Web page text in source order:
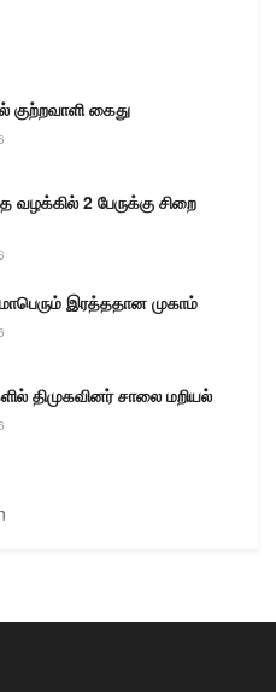
குற்றவாளி கைது
வழக்கில் 2 பேருக்கு சிறை
மாபெரும் இரத்ததான முகாம்
திமுகவினர் சாலை மறியல்